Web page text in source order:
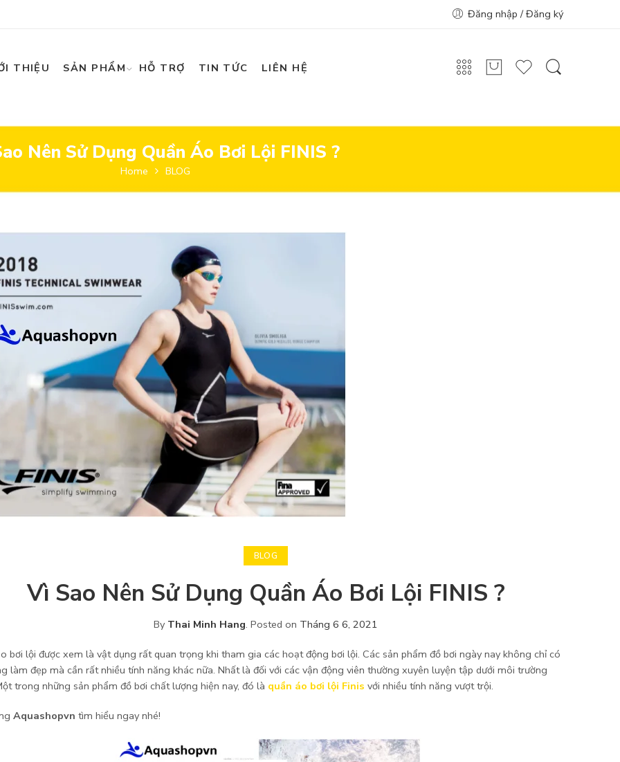
Đăng nhập / Đăng ký
THIỆU SẢN PHẨM HỖ TRỢ TIN TỨC LIÊN HỆ
Nên Sử Dụng Quần Áo Bơi Lội FINIS ?
Home BLOG
BLOG
Vì Sao Nên Sử Dụng Quần Áo Bơi Lội FINIS ?
By Thai Minh Hang. Posted on Tháng 6 6, 2021
bơi lội được xem là vật dụng rất quan trọng khi tham gia các hoạt động bơi lội. Các sản phẩm đồ bơi ngày nay không chỉ có
làm đẹp mà cần rất nhiều tính năng khác nữa. Nhất là đối với các vận động viên thường xuyên luyện tập dưới môi trường
trong những sản phẩm đồ bơi chất lượng hiện nay, đó là quần áo bơi lội Finis với nhiều tính năng vượt trội.
Aquashopvn tìm hiểu ngay nhé!